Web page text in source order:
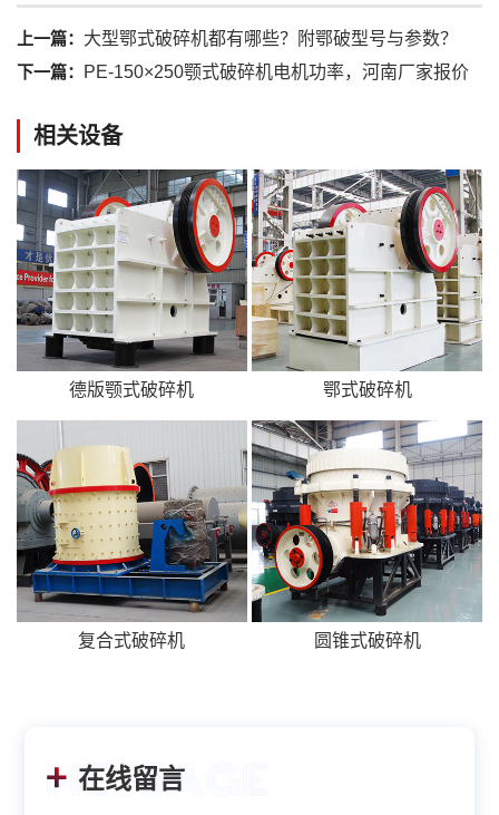
上一篇： 大型鄂式破碎机都有哪些？附鄂破型号与参数？
下一篇：
PE-150×250颚式破碎机电机功率，河南厂家报价
相关设备
德版颚式破碎机 鄂式破碎机
复合式破碎机 圆锥式破碎机
在线留言